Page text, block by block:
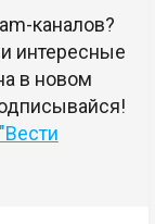
каналов?
интересные
в новом